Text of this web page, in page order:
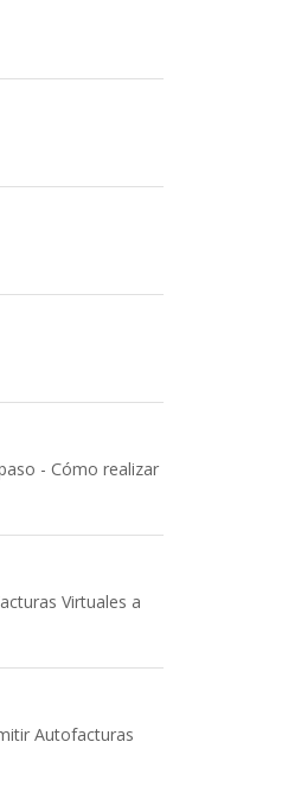
- Cómo realizar
Virtuales a
Autofacturas